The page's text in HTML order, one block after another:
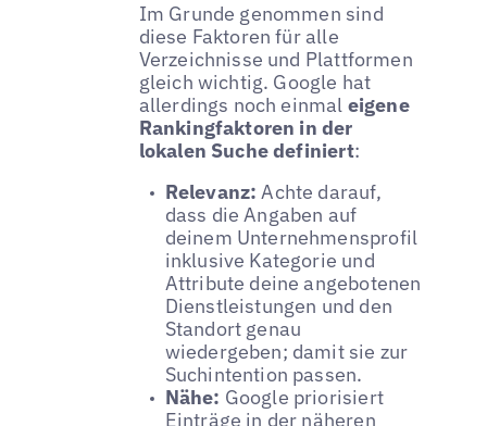
Im Grunde genommen sind
diese Faktoren für alle
Verzeichnisse und Plattformen
gleich wichtig. Google hat
allerdings noch einmal eigene
Rankingfaktoren in der
lokalen Suche definiert:
Relevanz: Achte darauf,
dass die Angaben auf
deinem Unternehmensprofil
inklusive Kategorie und
Attribute deine angebotenen
Dienstleistungen und den
Standort genau
wiedergeben; damit sie zur
Suchintention passen.
Nähe: Google priorisiert
Einträge in der näheren